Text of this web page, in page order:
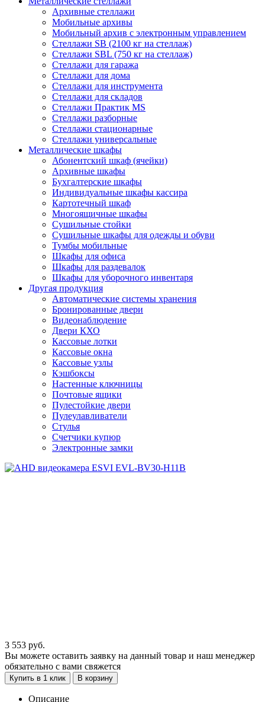
Архивные стеллажи
Мобильные архивы
Мобильный архив с электронным управлением
Стеллажи SB (2100 кг на стеллаж)
Стеллажи SBL (750 кг на стеллаж)
Стеллажи для гаража
Стеллажи для дома
Стеллажи для инструмента
Стеллажи для складов
Стеллажи Практик MS
Стеллажи разборные
Стеллажи стационарные
Стеллажи универсальные
Металлические шкафы
Абонентский шкаф (ячейки)
Архивные шкафы
Бухгалтерские шкафы
Индивидуальные шкафы кассира
Картотечный шкаф
Многоящичные шкафы
Сушильные стойки
Сушильные шкафы для одежды и обуви
Тумбы мобильные
Шкафы для офиса
Шкафы для раздевалок
Шкафы для уборочного инвентаря
Другая продукция
Автоматические системы хранения
Бронированные двери
Видеонаблюдение
Двери КХО
Кассовые лотки
Кассовые окна
Кассовые узлы
Кэшбоксы
Настенные ключницы
Почтовые ящики
Пулестойкие двери
Пулеулавливатели
Стулья
Счетчики купюр
Электронные замки
3 553 руб.
Вы можете оставить заявку на данный товар и наш менеджер
обязательно с вами свяжется
Купить в 1 клик В корзину
Описание